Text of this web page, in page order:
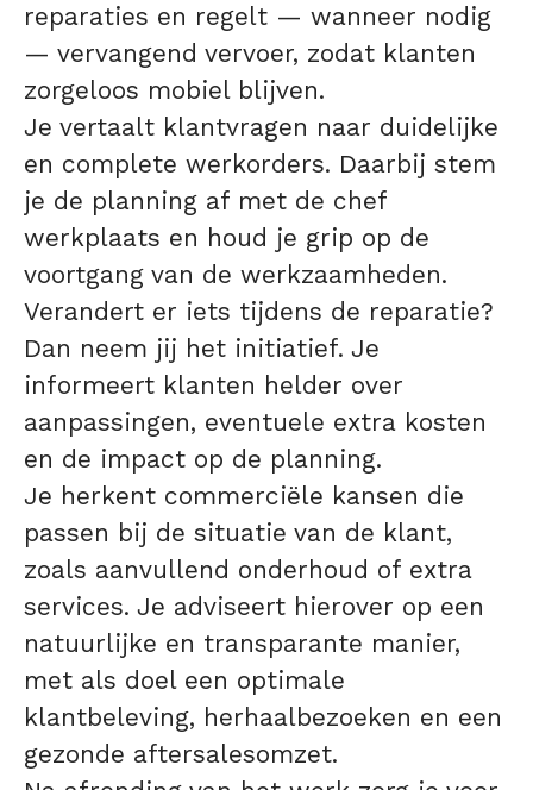
reparaties en regelt — wanneer nodig
— vervangend vervoer, zodat klanten
zorgeloos mobiel blijven.
Je vertaalt klantvragen naar duidelijke
en complete werkorders. Daarbij stem
je de planning af met de chef
werkplaats en houd je grip op de
voortgang van de werkzaamheden.
Verandert er iets tijdens de reparatie?
Dan neem jij het initiatief. Je
informeert klanten helder over
aanpassingen, eventuele extra kosten
en de impact op de planning.
Je herkent commerciële kansen die
passen bij de situatie van de klant,
zoals aanvullend onderhoud of extra
services. Je adviseert hierover op een
natuurlijke en transparante manier,
met als doel een optimale
klantbeleving, herhaalbezoeken en een
gezonde aftersalesomzet.